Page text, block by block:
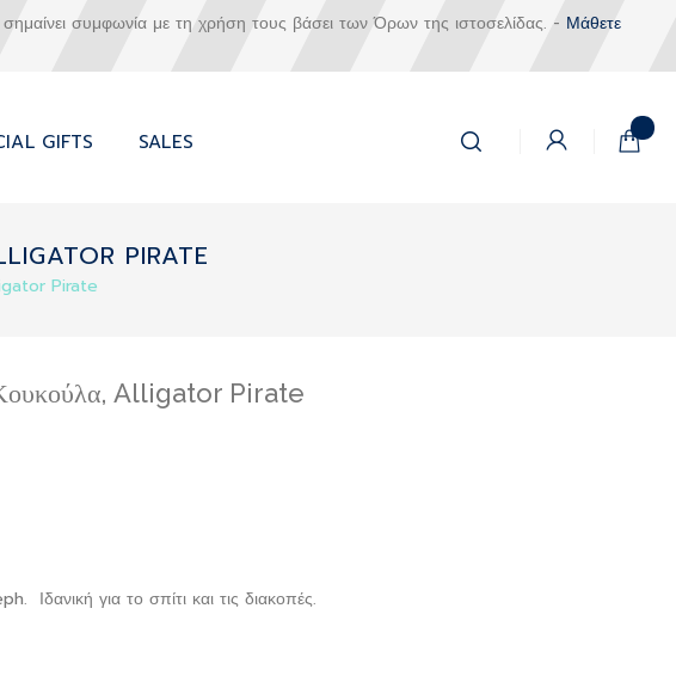
συμφωνία με τη χρήση τους βάσει των Όρων της ιστοσελίδας. - Μάθετε
GIFTS SALES
Το
Αναζήτηση
PIRATE
Pirate
Κουκούλα, Alligator Pirate
Ιδανική για το σπίτι και τις διακοπές.